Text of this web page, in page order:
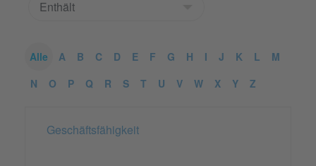
Alle A B C D E F G H I J K L
M
N
O P Q R S T U V W X Y Z
Geschäftsfähigkeit